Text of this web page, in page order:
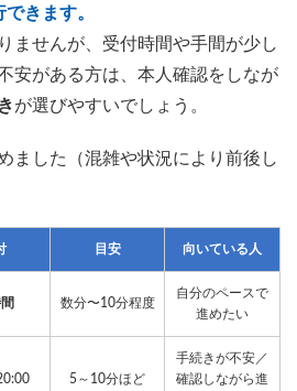
きます。
ませんが、受付時間や手間が少し
安がある方は、本人確認をしなが
が選びやすいでしょう。
ました（混雑や状況により前後し
目安 向いている人
数分〜10分程度
自分のペースで
進めたい
5～10分ほど
手続きが不安／
確認しながら進